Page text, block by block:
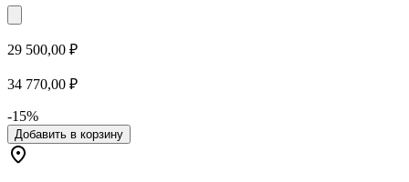
29 500,00 ₽
34 770,00 ₽
-15%
Добавить в корзину